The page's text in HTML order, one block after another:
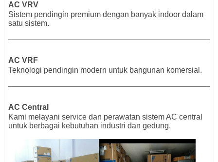
AC VRV
Sistem pendingin premium dengan banyak indoor dalam
satu sistem.
AC VRF
Teknologi pendingin modern untuk bangunan komersial.
AC Central
Kami melayani service dan perawatan sistem AC central
untuk berbagai kebutuhan industri dan gedung.